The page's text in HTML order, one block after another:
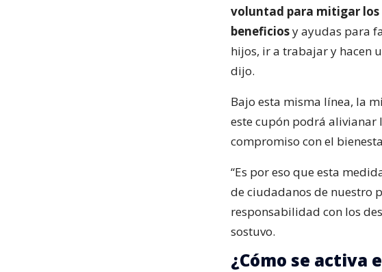
voluntad para mitigar los
beneficiosy ayudas para
hijos, ir a trabajar y hacen
dijo.
Bajo esta misma línea, la
este cupón podrá alivianar
compromiso con el
“Es por eso que esta
de ciudadanos de nuestro
responsabilidad con los
sostuvo.
¿Cómo se activa